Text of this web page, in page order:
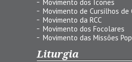
Movimento dos Ícones
Movimento de Cursilhos de
Movimento da RCC
Movimento dos Focolares
Movimento das Missões
Liturgia